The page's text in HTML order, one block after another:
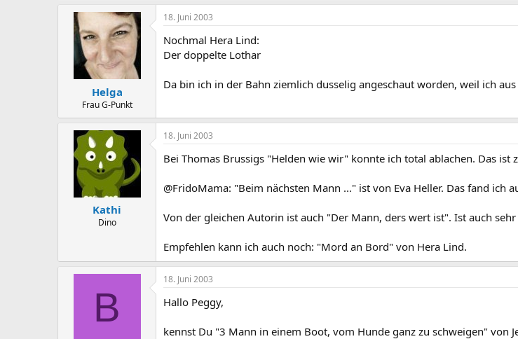
Helga
Frau G-Punkt
18. Juni 2003
Nochmal Hera Lind:
Der doppelte Lothar
Da bin ich in der Bahn ziemlich dusselig angeschaut worden, weil ich
Kathi
Dino
18. Juni 2003
Bei Thomas Brussigs "Helden wie wir" konnte ich total ablachen. Das ist
@FridoMama: "Beim nächsten Mann ..." ist von Eva Heller. Das fand ich
Von der gleichen Autorin ist auch "Der Mann, ders wert ist". Ist auch
Empfehlen kann ich auch noch: "Mord an Bord" von Hera Lind.
B
18. Juni 2003
Hallo Peggy,
kennst Du "3 Mann in einem Boot, vom Hunde ganz zu schweigen" von